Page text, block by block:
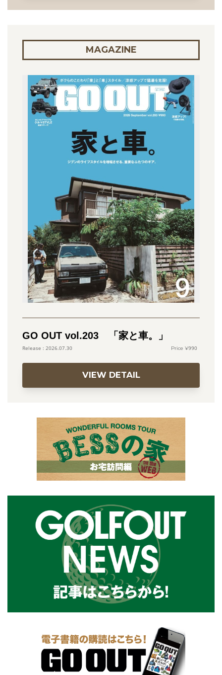
MAGAZINE
GO OUT vol.203 「家と車。」
2026.07.30 990
VIEW DETAIL